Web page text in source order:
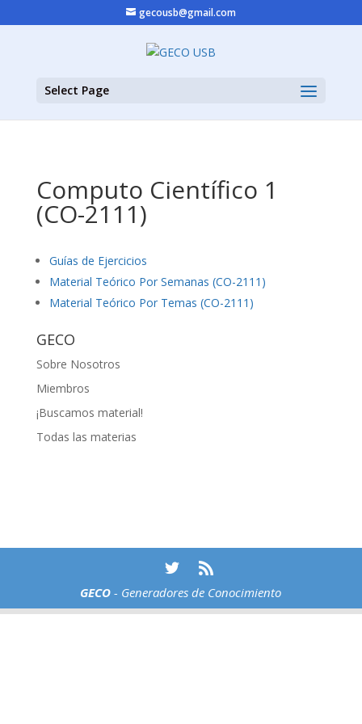
gecousb@gmail.com
Select Page
Computo Científico 1
(CO-2111)
Guías de Ejercicios
Material Teórico Por Semanas (CO-2111)
Material Teórico Por Temas (CO-2111)
GECO
Sobre Nosotros
Miembros
¡Buscamos material!
Todas las materias
GECO - Generadores de Conocimiento